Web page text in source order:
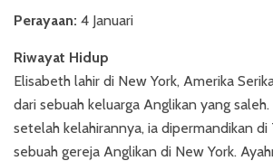
Perayaan: 4 Januari
Riwayat Hidup
Elisabeth lahir di New York, Amerika
dari sebuah keluarga Anglikan yang
setelah kelahirannya, ia dipermandikan di
sebuah gereja Anglikan di New York.